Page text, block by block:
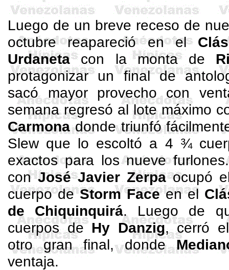
Luego de un breve receso de
octubre reapareció en el
Urdanetacon la monta de
protagonizar un final de
sacó mayor provecho con
semana regresó al lote máximo
Carmonadonde triunfó
Slewque lo escoltó a 4 ¾
exactos para los nueve
conJosé Javier Zerpaocupó
cuerpo deStormFaceen el
de Chiquinquirá. Luego de
cuerpos deHy Danzig, cerró
otro gran final, donde
ventaja.